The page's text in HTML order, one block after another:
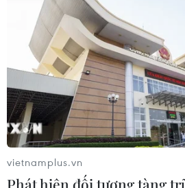
mạc Triển lãm 50 năm quan hệ
giao Việt Nam-Thái Lan
06/08/2026 05:48
Hà Nội: 'Đánh thức' di sản văn
mở đường cho sáng tạo
06/08/2026 04:25
vietnamplus.vn